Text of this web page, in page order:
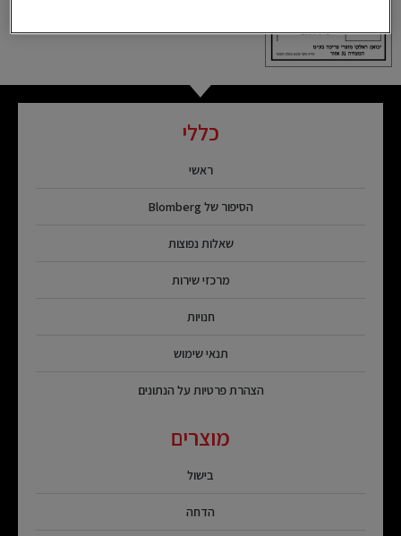
כללי
ראשי
הסיפור של Blomberg
שאלות נפוצות
מרכזי שירות
חנויות
תנאי שימוש
הצהרת פרטיות על הנתונים
מוצרים
בישול
הדחה